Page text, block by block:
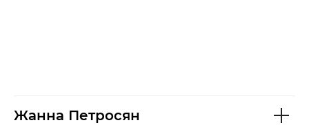
Жанна Петросян